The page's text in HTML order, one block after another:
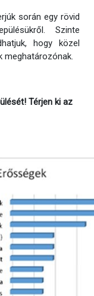
során egy rövid
Szinte
hogy közel
meghatározónak.
Térjen ki az